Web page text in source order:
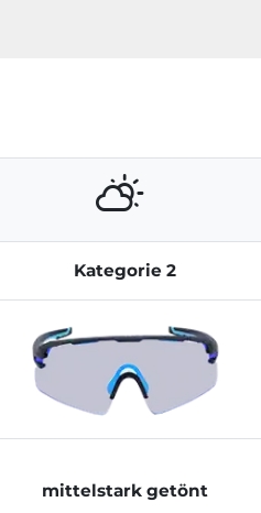
Kategorie 2
mittelstark getönt